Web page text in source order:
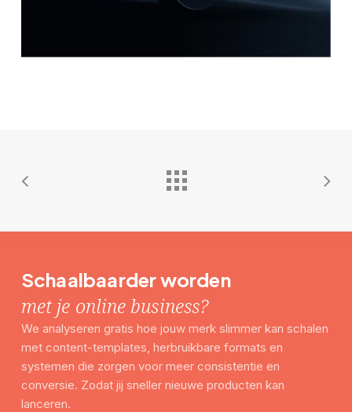
Schaalbaarder worden
met je online business?
We analyseren gratis hoe jouw merk slimmer kan schalen
met content-templates, herbruikbare formats en
systemen die zorgen voor meer consistentie en
conversie. Zodat jij sneller nieuwe producten kan
lanceren.